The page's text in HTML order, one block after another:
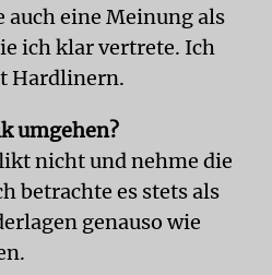
auch eine Meinung als
ich klar vertrete. Ich
Hardlinern.
umgehen?
nicht und nehme die
betrachte es stets als
genauso wie